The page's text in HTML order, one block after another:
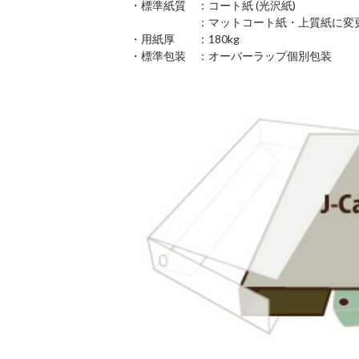
・標準紙質 ：コート紙 (光沢紙)
：マットコート紙・上質紙に変
・用紙厚 ：180kg
・標準包装 ：オーバーラップ個別包装